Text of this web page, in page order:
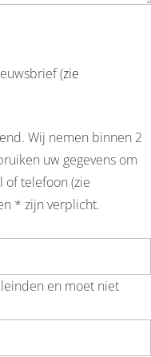
(zie
Wij nemen binnen 2
uw gegevens om
of telefoon (zie
* zijn verplicht.
en moet niet